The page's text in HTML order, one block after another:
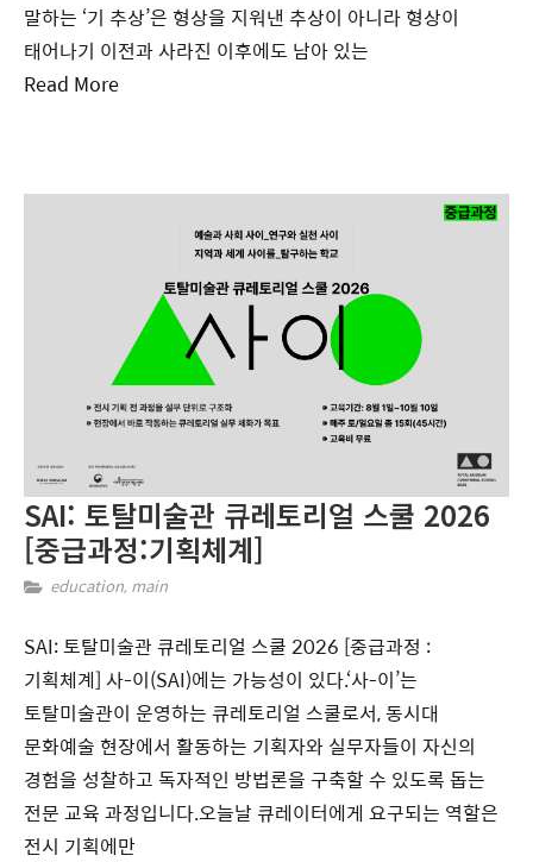
말하는 ‘기 추상’은 형상을 지워낸 추상이 아니라 형상이
태어나기 이전과 사라진 이후에도 남아 있는
Read More
SAI: 토탈미술관 큐레토리얼 스쿨 2026
[중급과정:기획체계]
education, main
SAI: 토탈미술관 큐레토리얼 스쿨 2026 [중급과정 :
기획체계] 사-이(SAI)에는 가능성이 있다.‘사-이’는
토탈미술관이 운영하는 큐레토리얼 스쿨로서, 동시대
문화예술 현장에서 활동하는 기획자와 실무자들이 자신의
경험을 성찰하고 독자적인 방법론을 구축할 수 있도록 돕는
전문 교육 과정입니다.오늘날 큐레이터에게 요구되는 역할은
전시 기획에만